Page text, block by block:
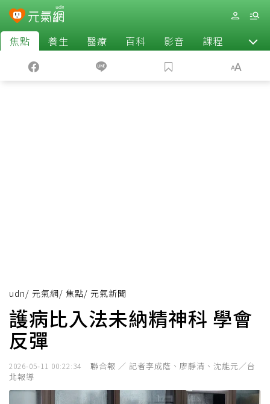
焦點 養生 醫療 百科 影音 課程 退休
udn/ 元氣網/ 焦點/ 元氣新聞
護病比入法未納精神科 學會
反彈
2026-05-11 00:22:34
聯合報 ／ 記者李成蔭、廖靜清、沈能元／台
北報導